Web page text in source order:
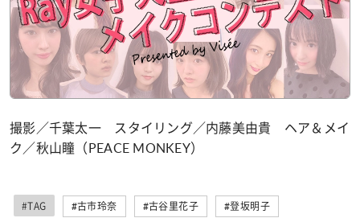
撮影／千葉太一 スタイリング／内藤美由貴 ヘア＆メイ
ク／秋山瞳（PEACE MONKEY）
#TAG #古市玲奈 #古谷里花子 #登坂明子